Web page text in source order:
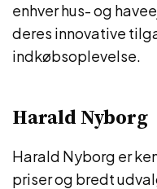
enhver hus- og
deres innovative
indkøbsoplevelse.
Harald Nyborg
Harald Nyborg er
priser og bredt